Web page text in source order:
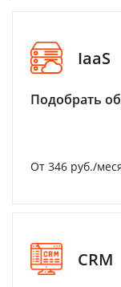
IaaS
Подобрать
От 346 руб./
CRM